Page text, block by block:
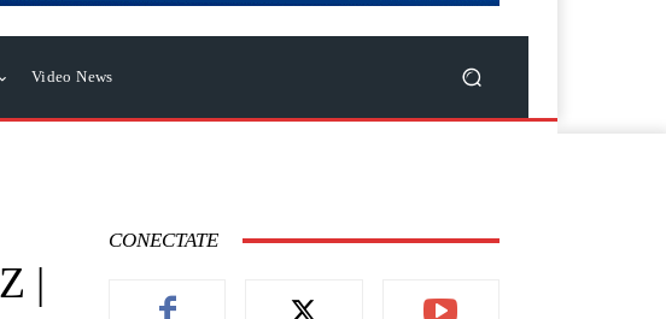
Video News
|
CONECTATE